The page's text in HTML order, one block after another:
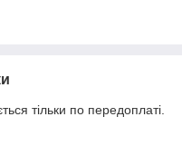
тільки по передоплаті.